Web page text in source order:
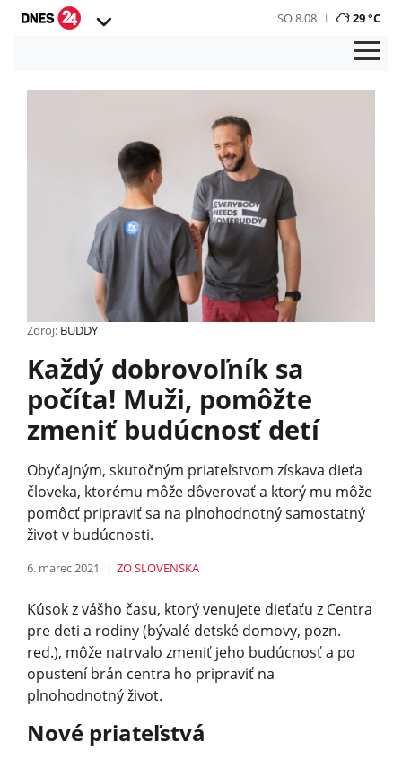
SO 8.08 29 °C
Zdroj: BUDDY
Každý dobrovoľník sa
počíta! Muži, pomôžte
zmeniť budúcnosť detí
Obyčajným, skutočným priateľstvom získava dieťa
človeka, ktorému môže dôverovať a ktorý mu môže
pomôcť pripraviť sa na plnohodnotný samostatný
život v budúcnosti.
6. marec 2021 ZO SLOVENSKA
Kúsok z vášho času, ktorý venujete dieťaťu z Centra
pre deti a rodiny (bývalé detské domovy, pozn.
red.), môže natrvalo zmeniť jeho budúcnosť a po
opustení brán centra ho pripraviť na
plnohodnotný život.
Nové priateľstvá